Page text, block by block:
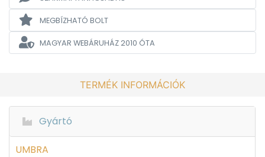
MEGBÍZHATÓ BOLT
MAGYAR WEBÁRUHÁZ2010 ÓTA
TERMÉK INFORMÁCIÓK
Gyártó
UMBRA